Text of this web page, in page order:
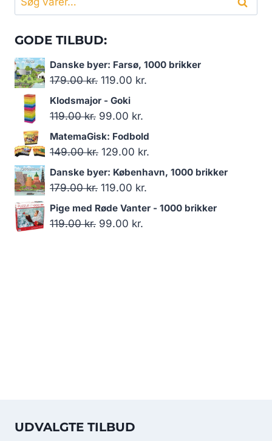
efter:
GODE TILBUD:
Danske byer: Farsø, 1000 brikker
179.00kr. Den
oprindelige
pris
179.00 kr..
119.00 kr.
Klodsmajor - Goki
119.00kr. Den
oprindelige
pris
119.00 kr..
99.00 kr.
aktuelle
pris
99.00 kr..
MatemaGisk: Fodbold
149.00kr. Den
oprindelige
pris
149.00 kr..
129.00 kr.
aktuelle
Danske byer: København, 1000 brikker
179.00kr. Den
oprindelige
pris
119.00 kr.
aktuelle
Pige med Røde Vanter - 1000 brikker
119.00kr. Den
99.00 kr.
UDVALGTE TILBUD